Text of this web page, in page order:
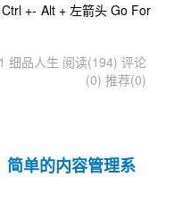
+- Alt + 左箭头 Go For
细品人生 阅读(194) 评论
(0) 推荐(0)
简单的内容管理系